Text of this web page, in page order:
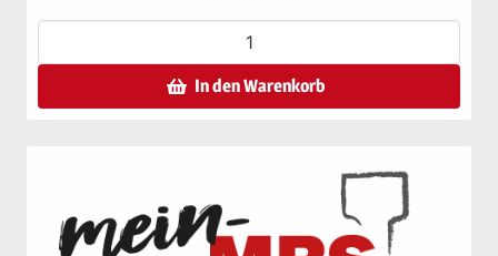
In den Warenkorb